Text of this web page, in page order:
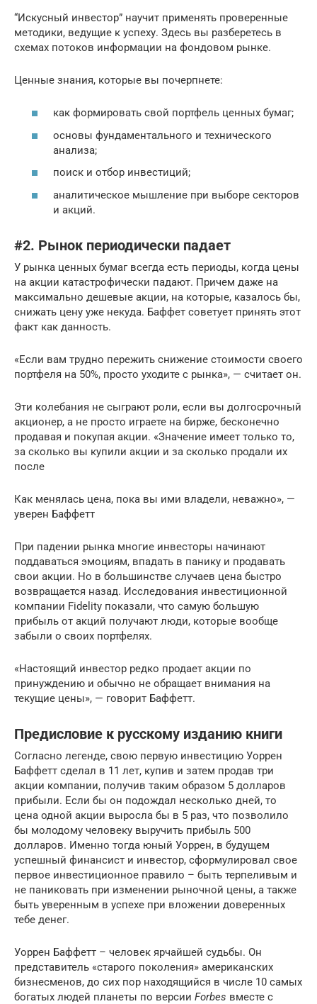
“Искусный инвестор” научит применять проверенные
методики, ведущие к успеху. Здесь вы разберетесь в
схемах потоков информации на фондовом рынке.
Ценные знания, которые вы почерпнете:
как формировать свой портфель ценных бумаг;
основы фундаментального и технического
анализа;
поиск и отбор инвестиций;
аналитическое мышление при выборе секторов
и акций.
#2. Рынок периодически падает
У рынка ценных бумаг всегда есть периоды, когда цены
на акции катастрофически падают. Причем даже на
максимально дешевые акции, на которые, казалось бы,
снижать цену уже некуда. Баффет советует принять этот
факт как данность.
«Если вам трудно пережить снижение стоимости своего
портфеля на 50%, просто уходите с рынка», — считает он.
Эти колебания не сыграют роли, если вы долгосрочный
акционер, а не просто играете на бирже, бесконечно
продавая и покупая акции. «Значение имеет только то,
за сколько вы купили акции и за сколько продали их
после
Как менялась цена, пока вы ими владели, неважно», —
уверен Баффетт
При падении рынка многие инвесторы начинают
поддаваться эмоциям, впадать в панику и продавать
свои акции. Но в большинстве случаев цена быстро
возвращается назад. Исследования инвестиционной
компании Fidelity показали, что самую большую
прибыль от акций получают люди, которые вообще
забыли о своих портфелях.
«Настоящий инвестор редко продает акции по
принуждению и обычно не обращает внимания на
текущие цены», — говорит Баффетт.
Предисловие к русскому изданию книги
Согласно легенде, свою первую инвестицию Уоррен
Баффетт сделал в 11 лет, купив и затем продав три
акции компании, получив таким образом 5 долларов
прибыли. Если бы он подождал несколько дней, то
цена одной акции выросла бы в 5 раз, что позволило
бы молодому человеку выручить прибыль 500
долларов. Именно тогда юный Уоррен, в будущем
успешный финансист и инвестор, сформулировал свое
первое инвестиционное правило – быть терпеливым и
не паниковать при изменении рыночной цены, а также
быть уверенным в успехе при вложении доверенных
тебе денег.
Уоррен Баффетт – человек ярчайшей судьбы. Он
представитель «старого поколения» американских
бизнесменов, до сих пор находящийся в числе 10 самых
богатых людей планеты по версии Forbes вместе с